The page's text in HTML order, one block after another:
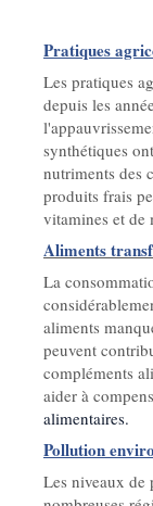
Pratiques
Les pratiques
depuis les
synthétiques
nutriments des
produits frais
vitamines et de
Aliments
La
aliments
peuvent
compléments
aider à
alimentaires.
Pollution
Les niveaux de